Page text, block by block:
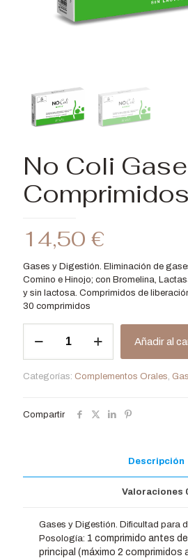
No Coli
Comprimidos
14,50 €
Gases y Digestión. Eliminación de
Comino e Hinojo; con Bromelina,
y sin lactosa. Comprimidos de
30 comprimidos
Coli
cantidad
Añadir al
Categorías: Complementos Orales
Compartir
Descripción
Valoraciones
Gases y Digestión. Dificultad para
Posología: 1 comprimido antes
principal (máximo 2 comprimidos